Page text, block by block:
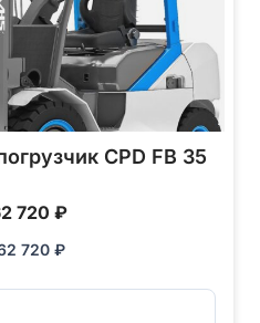
CPD FB 35
720 ₽
720 ₽